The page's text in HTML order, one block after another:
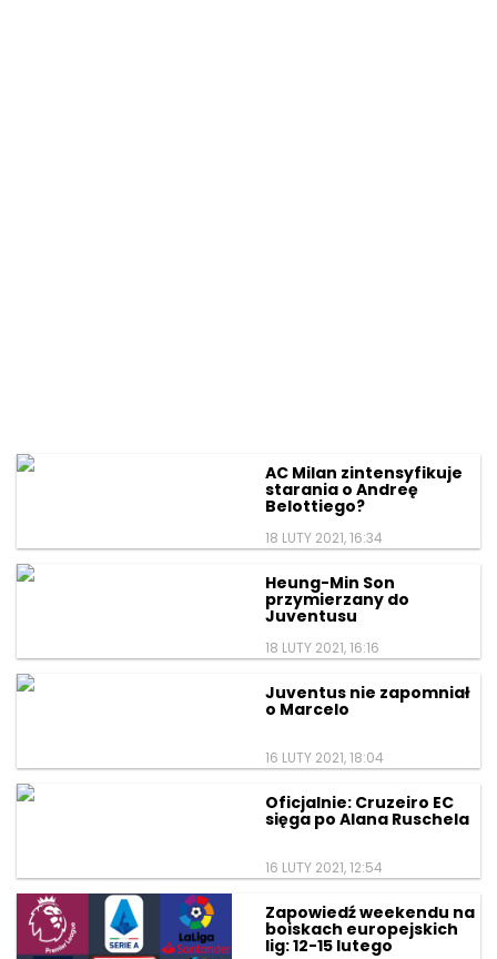
AC Milan zintensyfikuje
starania o Andreę
Belottiego?
18 LUTY 2021, 16:34
Heung-Min Son
przymierzany do
Juventusu
18 LUTY 2021, 16:16
Juventus nie zapomniał
o Marcelo
16 LUTY 2021, 18:04
Oficjalnie: Cruzeiro EC
sięga po Alana Ruschela
16 LUTY 2021, 12:54
Zapowiedź weekendu na
boiskach europejskich
lig: 12-15 lutego